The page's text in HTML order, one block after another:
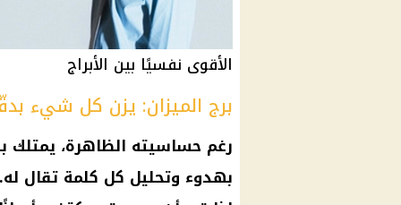
الأقوى نفسيًا بين الأبراج
برج الميزان: يزن كل شيء
رغم حساسيته الظاهرة، يمتلك
بهدوء وتحليل كل كلمة تقال له.